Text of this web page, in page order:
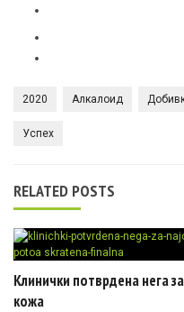
2020 Алкалоид
Успех
RELATED POSTS
Клинички потврдена нега
кожа